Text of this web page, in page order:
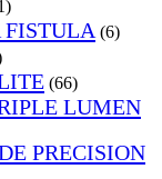
FISTULA (6)
(66)
LUMEN
PRECISION